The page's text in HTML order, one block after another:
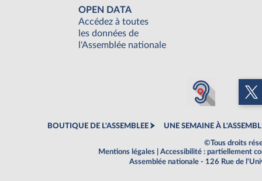
OPEN DATA
Accédez à toutes
les données de
l'Assemblée nationale
BOUTIQUE DE L'ASSEMBLEE UNE SEMAINE À
©Tous droits
Mentions légales
Accessibilité : partiellement
Assemblée nationale - 126 Rue de